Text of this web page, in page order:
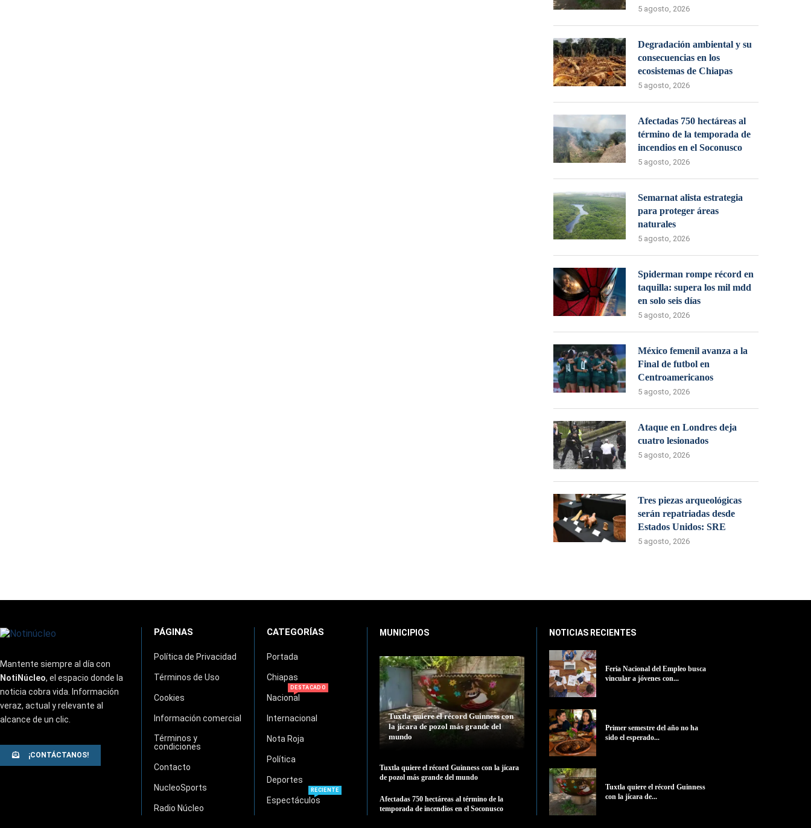
5 agosto, 2026
Degradación ambiental y su
consecuencias en los
ecosistemas de Chiapas
5 agosto, 2026
Afectadas 750 hectáreas al
término de la temporada de
incendios en el Soconusco
5 agosto, 2026
Semarnat alista estrategia
para proteger áreas
naturales
5 agosto, 2026
Spiderman rompe récord en
taquilla: supera los mil mdd
en solo seis días
5 agosto, 2026
México femenil avanza a la
Final de futbol en
Centroamericanos
5 agosto, 2026
Ataque en Londres deja
cuatro lesionados
5 agosto, 2026
Tres piezas arqueológicas
serán repatriadas desde
Estados Unidos: SRE
5 agosto, 2026
Mantente siempre al día con
NotiNúcleo, el espacio donde la
noticia cobra vida. Información
veraz, actual y relevante al
alcance de un clic.
¡CONTÁCTANOS!
PÁGINAS
Política de Privacidad
Términos de Uso
Cookies
Información comercial
Términos y
condiciones
Contacto
NucleoSports
Radio Núcleo
CATEGORÍAS
Portada
Chiapas
Nacional
DESTACADO
Internacional
Nota Roja
Política
Deportes
Espectáculos
RECIENTE
MUNICIPIOS
Tuxtla quiere el récord Guinness con
la jícara de pozol más grande del
mundo
Tuxtla quiere el récord Guinness con la jícara
de pozol más grande del mundo
Afectadas 750 hectáreas al término de la
temporada de incendios en el Soconusco
NOTICIAS RECIENTES
Feria Nacional del Empleo busca
vincular a jóvenes con...
Primer semestre del año no ha
sido el esperado...
Tuxtla quiere el récord Guinness
con la jícara de...